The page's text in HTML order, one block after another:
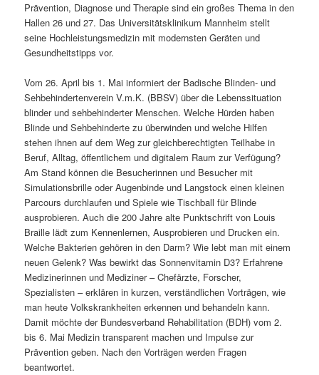
Prävention, Diagnose und Therapie sind ein großes Thema in den
Hallen 26 und 27. Das Universitätsklinikum Mannheim stellt
seine Hochleistungsmedizin mit modernsten Geräten und
Gesundheitstipps vor.
Vom 26. April bis 1. Mai informiert der Badische Blinden- und
Sehbehindertenverein V.m.K. (BBSV) über die Lebenssituation
blinder und sehbehinderter Menschen. Welche Hürden haben
Blinde und Sehbehinderte zu überwinden und welche Hilfen
stehen ihnen auf dem Weg zur gleichberechtigten Teilhabe in
Beruf, Alltag, öffentlichem und digitalem Raum zur Verfügung?
Am Stand können die Besucherinnen und Besucher mit
Simulationsbrille oder Augenbinde und Langstock einen kleinen
Parcours durchlaufen und Spiele wie Tischball für Blinde
ausprobieren. Auch die 200 Jahre alte Punktschrift von Louis
Braille lädt zum Kennenlernen, Ausprobieren und Drucken ein.
Welche Bakterien gehören in den Darm? Wie lebt man mit einem
neuen Gelenk? Was bewirkt das Sonnenvitamin D3? Erfahrene
Medizinerinnen und Mediziner – Chefärzte, Forscher,
Spezialisten – erklären in kurzen, verständlichen Vorträgen, wie
man heute Volkskrankheiten erkennen und behandeln kann.
Damit möchte der Bundesverband Rehabilitation (BDH) vom 2.
bis 6. Mai Medizin transparent machen und Impulse zur
Prävention geben. Nach den Vorträgen werden Fragen
beantwortet.